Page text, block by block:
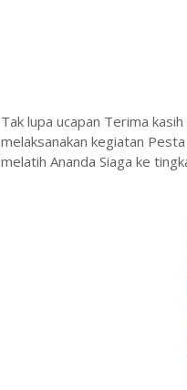
Tak lupa ucapan Terima
melaksanakan kegiatan
melatih Ananda Siaga ke